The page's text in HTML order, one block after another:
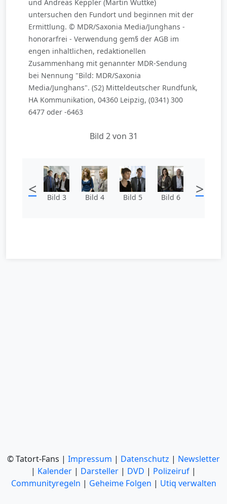
und Andreas Keppler (Martin Wuttke)
untersuchen den Fundort und beginnen mit der
Ermittlung. © MDR/Saxonia Media/Junghans -
honorarfrei - Verwendung gem§ der AGB im
engen inhaltlichen, redaktionellen
Zusammenhang mit genannter MDR-Sendung
bei Nennung "Bild: MDR/Saxonia
Media/Junghans". (S2) Mitteldeutscher Rundfunk,
HA Kommunikation, 04360 Leipzig, (0341) 300
6477 oder -6463
Bild 2 von 31
< Bild 3 Bild 4 Bild 5 Bild 6 >
© Tatort-Fans | Impressum | Datenschutz | Newsletter
| Kalender | Darsteller | DVD | Polizeiruf |
Communityregeln | Geheime Folgen | Utiq verwalten